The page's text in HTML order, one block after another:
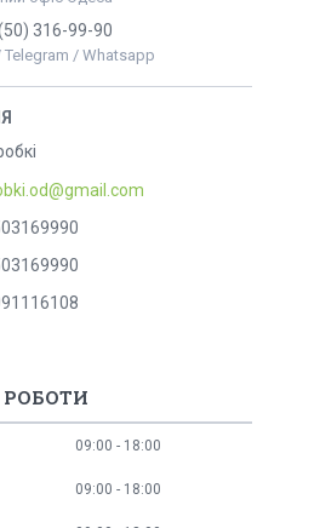
316-99-90
Telegram / Whatsapp
РОБОТИ
09:00 18:00
09:00 18:00